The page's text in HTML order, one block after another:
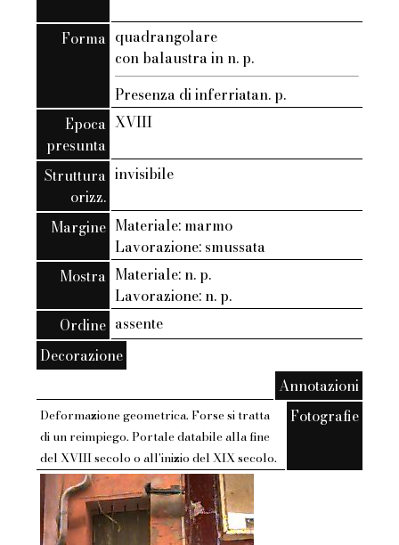
Forma quadrangolare
con balaustra in n. p.
Presenza di inferriatan. p.
Epoca
presunta
XVIII
Struttura
orizz.
invisibile
Margine Materiale: marmo
Lavorazione: smussata
Mostra Materiale: n. p.
Lavorazione: n. p.
Ordine assente
Decorazione
Annotazioni
Deformazione geometrica. Forse si tratta
di un reimpiego. Portale databile alla fine
del XVIII secolo o all'inizio del XIX secolo.
Fotografie